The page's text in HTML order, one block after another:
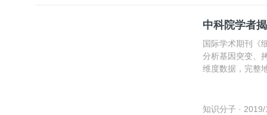
中科院学者
国际学术期刊《
分析基因突变、
维度数据，完整
知识分子 ·